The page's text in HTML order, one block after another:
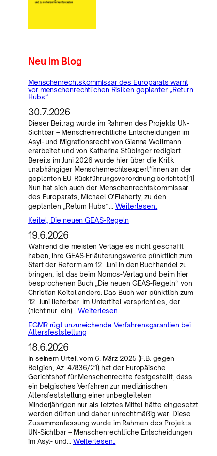
Neu im Blog
Menschenrechtskommissar des Europarats warnt
vor menschenrechtlichen Risiken geplanter „Return
Hubs“
30.7.2026
Dieser Beitrag wurde im Rahmen des Projekts UN-
Sichtbar – Menschenrechtliche Entscheidungen im
Asyl- und Migrationsrecht von Gianna Wollmann
erarbeitet und von Katharina Stübinger redigiert.
Bereits im Juni 2026 wurde hier über die Kritik
unabhängiger Menschenrechtsexpert*innen an der
geplanten EU-Rückführungsverordnung berichtet.[1]
Nun hat sich auch der Menschenrechtskommissar
des Europarats, Michael O’Flaherty, zu den
geplanten „Return Hubs“… Weiterlesen..
Keitel, Die neuen GEAS-Regeln
19.6.2026
Während die meisten Verlage es nicht geschafft
haben, ihre GEAS-Erläuterungswerke pünktlich zum
Start der Reform am 12. Juni in den Buchhandel zu
bringen, ist das beim Nomos-Verlag und beim hier
besprochenen Buch „Die neuen GEAS-Regeln“ von
Christian Keitel anders: Das Buch war pünktlich zum
12. Juni lieferbar. Im Untertitel verspricht es, der
(nicht nur: ein)…Weiterlesen..
EGMR rügt unzureichende Verfahrensgarantien bei
Altersfeststellung
18.6.2026
In seinem Urteil vom 6. März 2025 (F.B. gegen
Belgien, Az. 47836/21) hat der Europäische
Gerichtshof für Menschenrechte festgestellt, dass
ein belgisches Verfahren zur medizinischen
Altersfeststellung einer unbegleiteten
Minderjährigen nur als letztes Mittel hätte eingesetzt
werden dürfen und daher unrechtmäßig war. Diese
Zusammenfassung wurde im Rahmen des Projekts
UN-Sichtbar – Menschenrechtliche Entscheidungen
im Asyl- und… Weiterlesen..